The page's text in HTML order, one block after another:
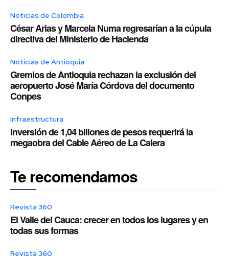
Noticias de Colombia
César Arias y Marcela Numa regresarían a la cúpula
directiva del Ministerio de Hacienda
Noticias de Antioquia
Gremios de Antioquia rechazan la exclusión del
aeropuerto José María Córdova del documento
Conpes
Infraestructura
Inversión de 1,04 billones de pesos requerirá la
megaobra del Cable Aéreo de La Calera
Te recomendamos
Revista 360
El Valle del Cauca: crecer en todos los lugares y en
todas sus formas
Revista 360